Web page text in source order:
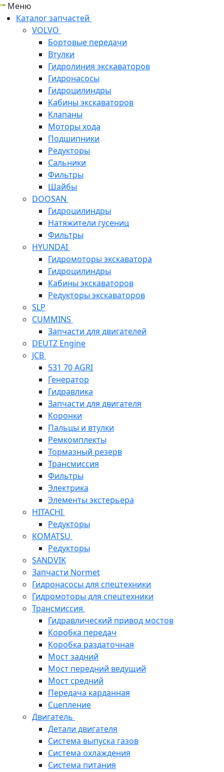
Меню
Каталог запчастей
VOLVO
Бортовые передачи
Втулки
Гидролиния экскаваторов
Гидронасосы
Гидроцилиндры
Кабины экскаваторов
Клапаны
Моторы хода
Подшипники
Редукторы
Сальники
Фильтры
Шайбы
DOOSAN
Гидроцилиндры
Натяжители гусениц
Фильтры
HYUNDAI
Гидромоторы экскаватора
Гидроцилиндры
Кабины экскаваторов
Редукторы экскаваторов
SLP
CUMMINS
Запчасти для двигателей
DEUTZ Engine
JCB
531 70 AGRI
Генератор
Гидравлика
Запчасти для двигателя
Коронки
Пальцы и втулки
Ремкомплекты
Тормазный резерв
Трансмиссия
Фильтры
Электрика
Элементы экстерьера
HITACHI
Редукторы
KOMATSU
Редукторы
SANDVIK
Запчасти Normet
Гидронасосы для спецтехники
Гидромоторы для спецтехники
Трансмиссия
Гидравлический привод мостов
Коробка передач
Коробка раздаточная
Мост задний
Мост передний ведущий
Мост средний
Передача карданная
Сцепление
Двигатель
Детали двигателя
Система выпуска газов
Система охлаждения
Система питания